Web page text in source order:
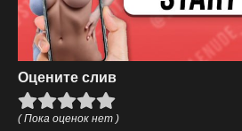
Оцените слив
( Пока оценок нет )